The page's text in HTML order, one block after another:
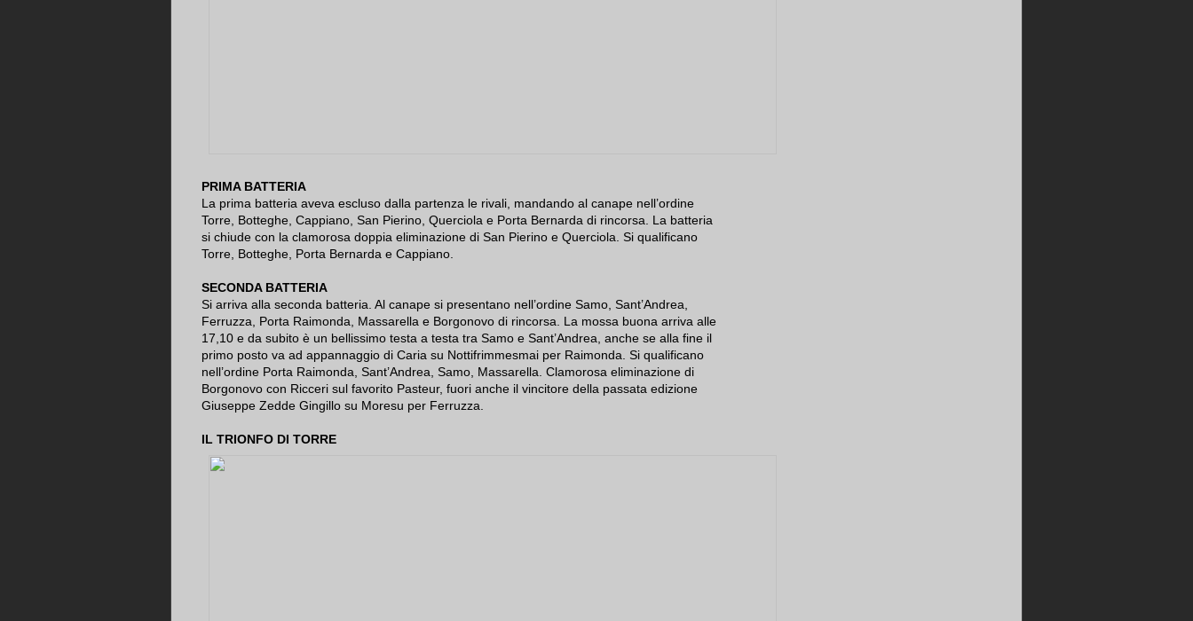
PRIMA BATTERIA
La prima batteria aveva escluso dalla partenza le rivali, mandando al canape nell’ordine
Torre, Botteghe, Cappiano, San Pierino, Querciola e Porta Bernarda di rincorsa. La batteria
si chiude con la clamorosa doppia eliminazione di San Pierino e Querciola. Si qualificano
Torre, Botteghe, Porta Bernarda e Cappiano.
SECONDA BATTERIA
Si arriva alla seconda batteria. Al canape si presentano nell’ordine Samo, Sant’Andrea,
Ferruzza, Porta Raimonda, Massarella e Borgonovo di rincorsa. La mossa buona arriva alle
17,10 e da subito è un bellissimo testa a testa tra Samo e Sant’Andrea, anche se alla fine il
primo posto va ad appannaggio di Caria su Nottifrimmesmai per Raimonda. Si qualificano
nell’ordine Porta Raimonda, Sant’Andrea, Samo, Massarella. Clamorosa eliminazione di
Borgonovo con Ricceri sul favorito Pasteur, fuori anche il vincitore della passata edizione
Giuseppe Zedde Gingillo su Moresu per Ferruzza.
IL TRIONFO DI TORRE